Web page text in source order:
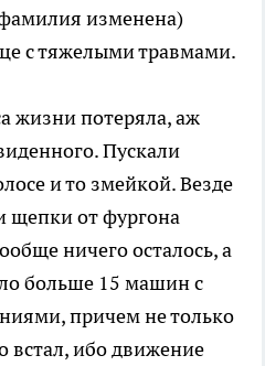
изменена)
с тяжелыми травмами.
жизни потеряла, аж
Пускали
и то змейкой. Везде
щепки от фургона
ничего осталось, а
больше 15 машин с
причем не только
встал, ибо движение